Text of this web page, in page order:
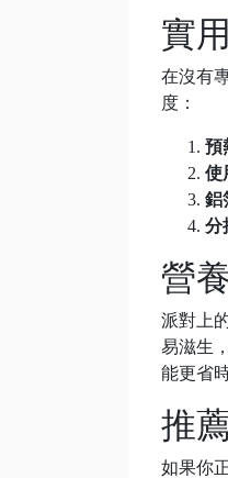
實
在沒有
度：
預
使
鋁
分
營
派對上
易滋生
能更省
推
如果你